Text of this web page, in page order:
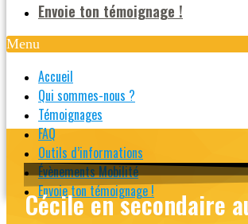
Envoie ton témoignage !
Menu
Accueil
Qui sommes-nous ?
Témoignages
FAQ
Outils d’informations
Évènements Mobilité
Envoie ton témoignage !
Cécile en secondaire